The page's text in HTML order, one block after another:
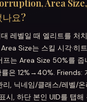
Area
요?
레벨일 때 엘리트를 처
Size는 스킬 시각·히
프는 Area Size 50%를 줍
은 12%→40%. Friends:
리, 닉네임/클래스/레벨/
시, 하단 본인 UID를 탭해